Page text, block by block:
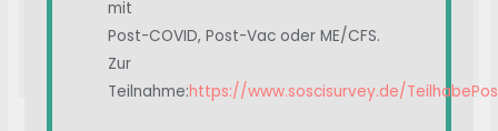
Gedanken "ich will aufstehen" nicht in die Tat umsetzen.
Selbst Haare waschen kann eine große Herausforderung
mit
Post-COVID, Post-Vac oder ME/CFS.
Zur
Teilnahme:https://www.soscisurvey.de/